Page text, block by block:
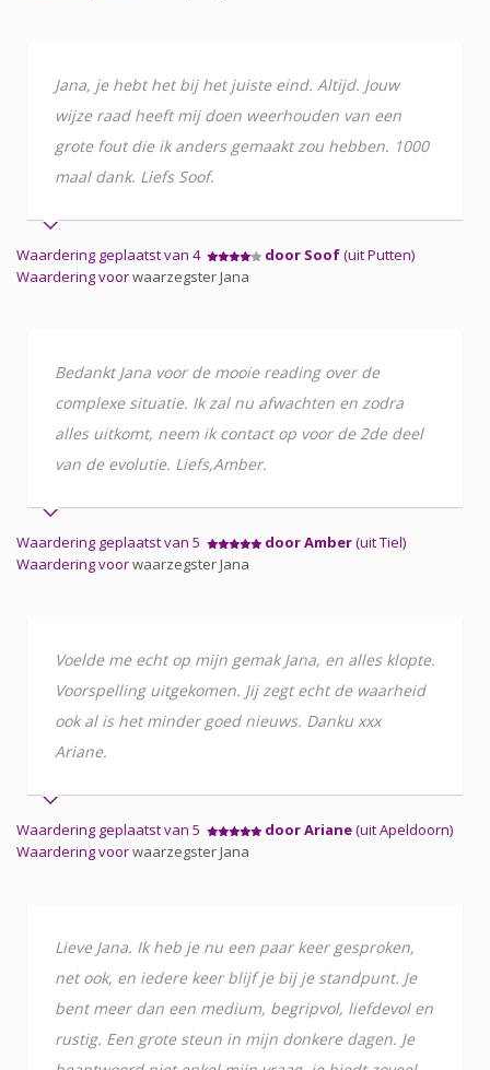
Jana, je hebt het bij het juiste eind. Altijd. Jouw
wijze raad heeft mij doen weerhouden van een
grote fout die ik anders gemaakt zou hebben. 1000
maal dank. Liefs Soof.
Waardering geplaatst van 4 door Soof(uit Putten)
Waardering voorwaarzegster Jana
Bedankt Jana voor de mooie reading over de
complexe situatie. Ik zal nu afwachten en zodra
alles uitkomt, neem ik contact op voor de 2de deel
van de evolutie. Liefs,Amber.
Waardering geplaatst van 5 door Amber(uit Tiel)
Waardering voorwaarzegster Jana
Voelde me echt op mijn gemak Jana, en alles klopte.
Voorspelling uitgekomen. Jij zegt echt de waarheid
ook al is het minder goed nieuws. Danku xxx
Ariane.
Waardering geplaatst van 5 door Ariane(uit Apeldoorn)
Waardering voorwaarzegster Jana
Lieve Jana. Ik heb je nu een paar keer gesproken,
net ook, en iedere keer blijf je bij je standpunt. Je
bent meer dan een medium, begripvol, liefdevol en
rustig. Een grote steun in mijn donkere dagen. Je